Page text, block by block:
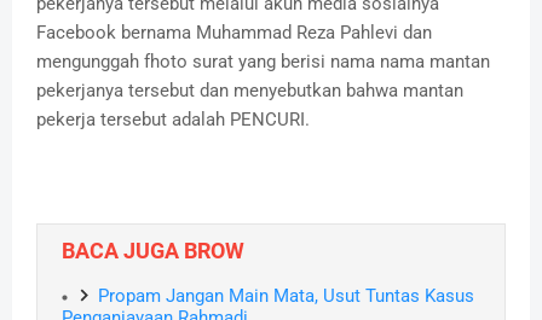
Facebook bernama Muhammad Reza Pahlevi dan
mengunggah fhoto surat yang berisi nama nama mantan
pekerjanya tersebut dan menyebutkan bahwa mantan
pekerja tersebut adalah PENCURI.
BACA JUGA BROW
Propam Jangan Main Mata, Usut Tuntas Kasus